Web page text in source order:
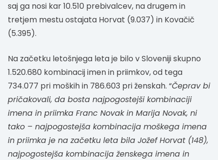
saj ga nosi kar 10.510 prebivalcev, na drugem in
tretjem mestu ostajata Horvat (9.037) in Kovačič
(5.395).
Na začetku letošnjega leta je bilo v Sloveniji skupno
1.520.680 kombinacij imen in priimkov, od tega
734.077 pri moških in 786.603 pri ženskah. “Čeprav bi
pričakovali, da bosta najpogostejši kombinaciji
imena in priimka Franc Novak in Marija Novak, ni
tako – najpogostejša kombinacija moškega imena
in priimka je na začetku leta bila Jožef Horvat (148),
najpogostejša kombinacija ženskega imena in